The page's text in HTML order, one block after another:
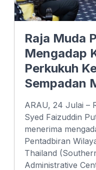
Raja Muda
Mengadap
Perkukuh
Sempadan
ARAU, 24 Julai –
Syed Faizuddin
menerima
Pentadbiran
Thailand
Administrative